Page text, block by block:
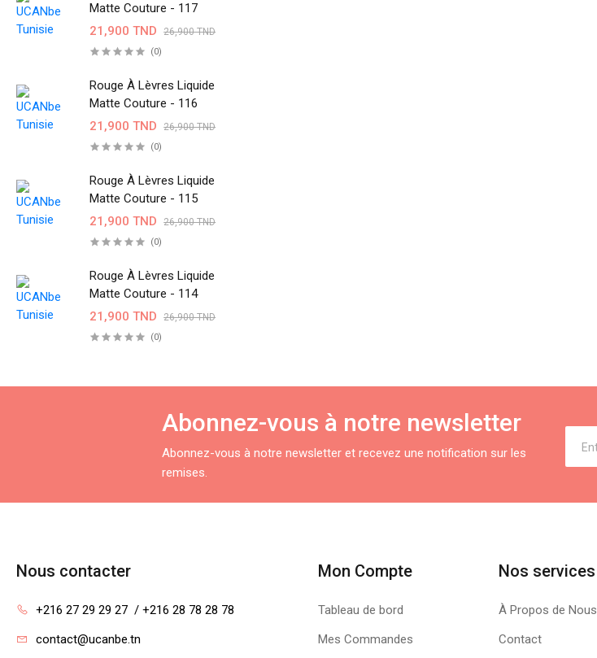
Matte Couture - 117
21,900 TND
26,900 TND
(0)
Rouge À Lèvres Liquide
Matte Couture - 116
21,900 TND
26,900 TND
(0)
Rouge À Lèvres Liquide
Matte Couture - 115
21,900 TND
26,900 TND
(0)
Rouge À Lèvres Liquide
Matte Couture - 114
21,900 TND
26,900 TND
(0)
Abonnez-vous à notre newsletter
Abonnez-vous à notre newsletter et recevez une notification sur les
remises.
Nous contacter
+216 27 29 29 27  / +216 28 78 28 78
contact@ucanbe.tn
Mon Compte
Tableau de bord
Mes Commandes
Nos services
À Propos de Nous
Contact